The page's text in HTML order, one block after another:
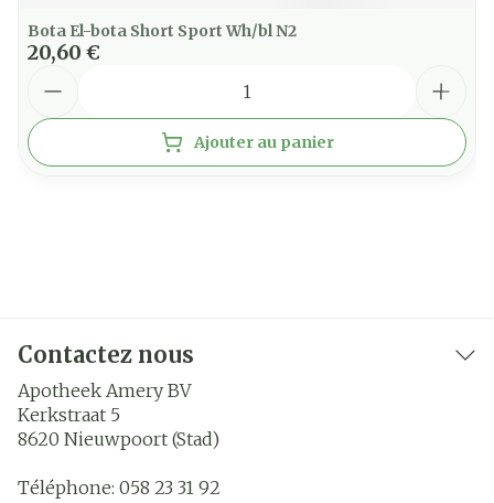
Bota El-bota Short Sport Wh/bl N2
20,60 €
Ajouter au panier
Contactez nous
Apotheek Amery BV
Kerkstraat 5
8620 Nieuwpoort (Stad)
Téléphone: 058 23 31 92